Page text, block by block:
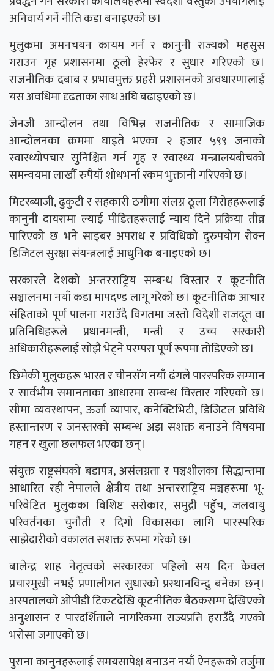
अनिवार्य गर्ने नीति कडा बनाइएको छ।
मुलुकमा अमनचयन कायम गर्न र कानुनी राज्यको महसुस
गराउन गृह प्रशासनमा ठूलो हेरफेर र सुधार गरिएको छ।
राजनीतिक दबाब र प्रभावमुक्त प्रहरी प्रशासनको अवधारणालाई
यस अवधिमा दृढताका साथ अघि बढाइएको छ।
जेनजी आन्दोलन तथा विभिन्न राजनीतिक र सामाजिक
आन्दोलनका क्रममा घाइते भएका २ हजार ५९९ जनाको
स्वास्थ्योपचार सुनिश्चित गर्न गृह र स्वास्थ्य मन्त्रालयबीचको
समन्वयमा लाखौँ रुपैयाँ शोधभर्ना रकम भुक्तानी गरिएको छ।
मिटरब्याजी, ढुकुटी र सहकारी ठगीमा संलग्न ठूला गिरोहहरूलाई
कानुनी दायरामा ल्याई पीडितहरूलाई न्याय दिने प्रक्रिया तीव्र
पारिएको छ भने साइबर अपराध र प्रविधिको दुरुपयोग रोक्न
डिजिटल सुरक्षा संयन्त्रलाई आधुनिक बनाइएको छ।
सरकारले देशको अन्तरराष्ट्रिय सम्बन्ध विस्तार र कूटनीति
सञ्चालनमा नयाँ कडा मापदण्ड लागू गरेको छ। कूटनीतिक आचार
संहिताको पूर्ण पालना गराउँदै विगतमा जस्तो विदेशी राजदूत वा
प्रतिनिधिहरूले प्रधानमन्त्री, मन्त्री र उच्च सरकारी
अधिकारीहरूलाई सोझै भेट्ने परम्परा पूर्ण रूपमा तोडिएको छ।
छिमेकी मुलुकहरू भारत र चीनसँग नयाँ ढंगले पारस्परिक सम्मान
र सार्वभौम समानताका आधारमा सम्बन्ध विस्तार गरिएको छ।
सीमा व्यवस्थापन, ऊर्जा व्यापार, कनेक्टिभिटी, डिजिटल प्रविधि
हस्तान्तरण र जनस्तरको सम्बन्ध अझ सशक्त बनाउने विषयमा
गहन र खुला छलफल भएका छन्।
संयुक्त राष्ट्रसंघको बडापत्र, असंलग्नता र पञ्चशीलका सिद्धान्तमा
आधारित रही नेपालले क्षेत्रीय तथा अन्तरराष्ट्रिय मञ्चहरूमा भू-
परिवेष्टित मुलुकका विशिष्ट सरोकार, समुद्री पहुँच, जलवायु
परिवर्तनका चुनौती र दिगो विकासका लागि पारस्परिक
साझेदारीको वकालत सशक्त रूपमा गरेको छ।
बालेन्द्र शाह नेतृत्वको सरकारका पहिलो सय दिन केवल
प्रचारमुखी नभई प्रणालीगत सुधारको प्रस्थानविन्दु बनेका छन्।
अस्पतालको ओपीडी टिकटदेखि कूटनीतिक बैठकसम्म देखिएको
अनुशासन र पारदर्शिताले नागरिकमा राज्यप्रति हराउँदै गएको
भरोसा जगाएको छ।
पुराना कानुनहरूलाई समयसापेक्ष बनाउन नयाँ ऐनहरूको तर्जुमा